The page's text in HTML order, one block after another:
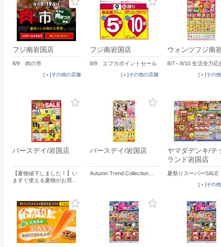
フジ南岩国店
8/9 肉の市
[＋]その他の店舗
フジ南岩国店
8/9 エフカポイントセール
[＋]その他の店舗
ウォンツフジ南
8/7～8/10 生活全力応
[＋]その
バースデイ/岩国店
【夏物値下しました！】い
ますぐ使える夏物がお買…
バースデイ/岩国店
Autumn Trend Collection…
ヤマダデンキ/テ
ランド岩国店
夏祭りスーパーSALE
[＋]その